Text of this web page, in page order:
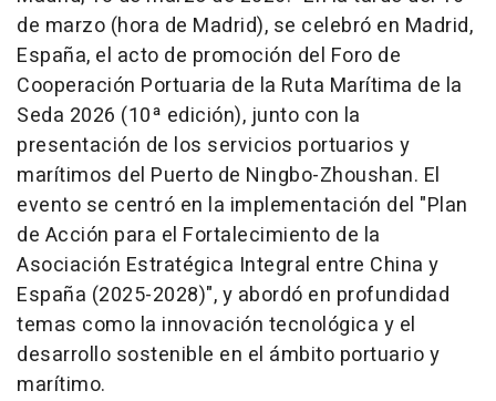
de marzo (hora de Madrid), se celebró en Madrid,
España, el acto de promoción del Foro de
Cooperación Portuaria de la Ruta Marítima de la
Seda 2026 (10ª edición), junto con la
presentación de los servicios portuarios y
marítimos del Puerto de Ningbo-Zhoushan. El
evento se centró en la implementación del "Plan
de Acción para el Fortalecimiento de la
Asociación Estratégica Integral entre China y
España (2025-2028)", y abordó en profundidad
temas como la innovación tecnológica y el
desarrollo sostenible en el ámbito portuario y
marítimo.